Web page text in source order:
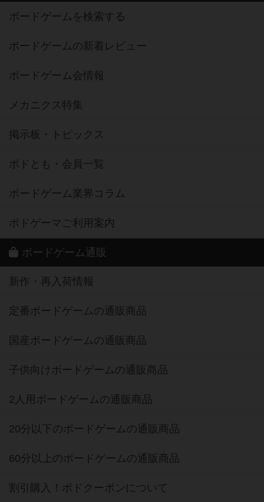
ボードゲームを検索する
ボードゲームの新着レビュー
ボードゲーム会情報
メカニクス特集
掲示板・トピックス
ボドとも・会員一覧
ボードゲーム業界コラム
ボドゲーマご利用案内
ボードゲーム通販
新作・再入荷情報
定番ボードゲームの通販商品
国産ボードゲームの通販商品
子供向けボードゲームの通販商品
2人用ボードゲームの通販商品
20分以下のボードゲームの通販商品
60分以上のボードゲームの通販商品
割引購入！ボドクーポンについて